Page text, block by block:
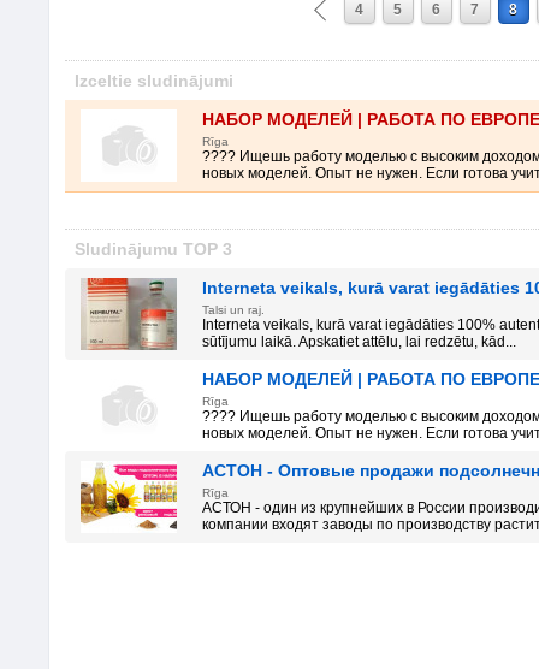
4 5 6 7 8
Izceltie sludinājumi
НАБОР МОДЕЛЕЙ | РАБОТА ПО ЕВРОПЕ
Rīga
???? Ищешь работу моделью с высоким
новых моделей. Опыт не нужен. Если готова
Sludinājumu TOP 3
Interneta veikals, kurā varat iegādāties
Talsi un raj.
Interneta veikals, kurā varat iegādāties 100%
sūtījumu laikā. Apskatiet attēlu, lai redzētu, kād...
НАБОР МОДЕЛЕЙ | РАБОТА ПО ЕВРОПЕ
Rīga
???? Ищешь работу моделью с высоким
новых моделей. Опыт не нужен. Если готова
АСТОН - Оптовые продажи
Rīga
АСТОН - один из крупнейших в России
компании входят заводы по производству